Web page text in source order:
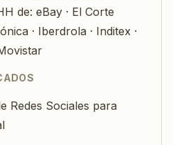
de: eBay · El Corte
· Iberdrola · Inditex ·
Redes Sociales para